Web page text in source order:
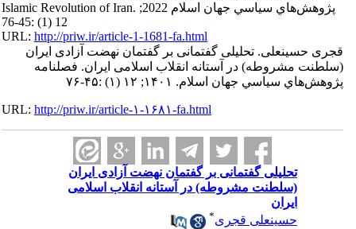
Islamic Revolution of Iran. پژوهش‌هاي سياسي جهان اسلام 2022;
12 (1) :45-76
URL:http://priw.ir/article-1-1681-fa.html
قجری حسینعلی. تحلیلی گفتمانی بر گفتمان نهضت آزادی ایران
(سلطنت مشروطه) در آستانه انقلاب اسلامی ایران. فصلنامه
پژوهش‌هاي سياسي جهان اسلام. ۱۴۰۱; ۱۲ (۱) :۴۵-۷۶
URL:http://priw.ir/article-۱-۱۶۸۱-fa.html
تحلیلی گفتمانی بر گفتمان نهضت آزادی ایران
(سلطنت مشروطه) در آستانه انقلاب اسلامی
ایران
حسینعلی قجری*